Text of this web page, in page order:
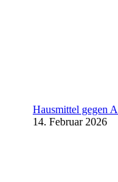
Hausmittel gegen
14. Februar 2026